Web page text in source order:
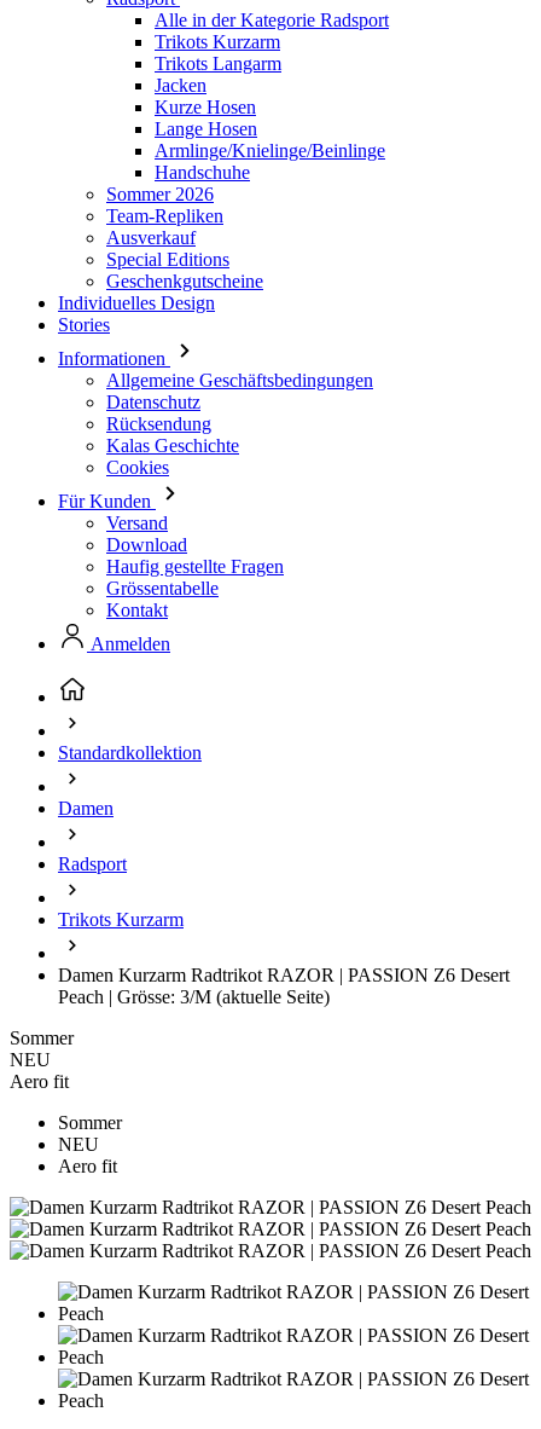
Alle in der Kategorie Radsport
Trikots Kurzarm
Trikots Langarm
Jacken
Kurze Hosen
Lange Hosen
Armlinge/Knielinge/Beinlinge
Handschuhe
Sommer 2026
Team-Repliken
Ausverkauf
Special Editions
Geschenkgutscheine
Individuelles Design
Stories
Informationen
Allgemeine Geschäftsbedingungen
Datenschutz
Rücksendung
Kalas Geschichte
Cookies
Für Kunden
Versand
Download
Haufig gestellte Fragen
Grössentabelle
Kontakt
Anmelden
Standardkollektion
Damen
Radsport
Trikots Kurzarm
Damen Kurzarm Radtrikot RAZOR | PASSION Z6 Desert
Peach | Grösse: 3/M (aktuelle Seite)
Sommer
NEU
Aero fit
Sommer
NEU
Aero fit